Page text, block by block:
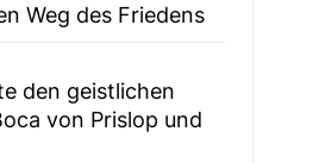
Weg des Friedens
den geistlichen
von Prislop und